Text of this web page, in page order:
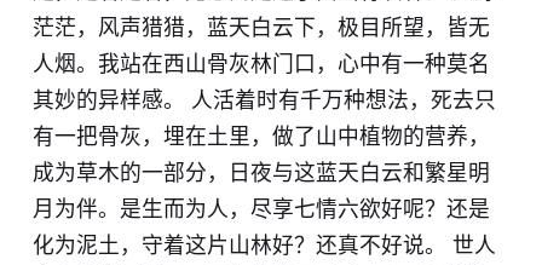
茫茫，风声猎猎，蓝天白云下，极目所望，皆无
人烟。我站在西山骨灰林门口，心中有一种莫名
其妙的异样感。 人活着时有千万种想法，死去只
有一把骨灰，埋在土里，做了山中植物的营养，
成为草木的一部分，日夜与这蓝天白云和繁星明
月为伴。是生而为人，尽享七情六欲好呢？还是
化为泥土，守着这片山林好？还真不好说。 世人